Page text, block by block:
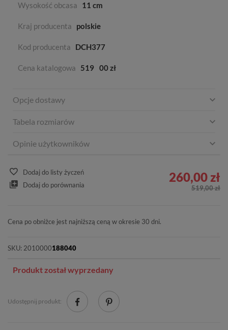
Wysokość obcasa 11 cm
Kraj producenta polskie
Kod producenta DCH377
Cena katalogowa 519 00 zł
Opcje dostawy
Tabela rozmiarów
Opinie użytkowników
Dodaj do listy życzeń
Dodaj do porównania
260,00 zł
519,00 zł
Cena po obniżce jest najniższą ceną w okresie 30 dni.
SKU: 2010000188040
Produkt został wyprzedany
Udostępnij produkt: